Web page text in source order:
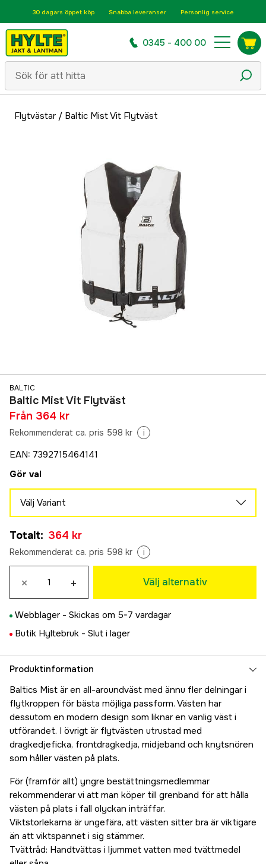
30 dagars öppet köp Snabba leveranser Personlig service
0345 - 400 00
Flytvästar/ Baltic Mist Vit Flytväst
BALTIC
Baltic Mist Vit Flytväst
Från 364 kr
Rekommenderat ca. pris 598 kr i
EAN: 7392715464141
Gör val
Välj Variant
364 kr
Totalt: 364 kr
Rekommenderat ca. pris 598 kr i
× + Välj alternativ
Webblager - Skickas om 5-7 vardagar
Butik Hyltebruk - Slut i lager
Produktinformation
Baltics Mist är en all-aroundväst med ännu fler delningar i
flytkroppen för bästa möjliga passform. Västen har
dessutom en modern design som liknar en vanlig väst i
utförandet. I övrigt är flytvästen utrustad med
dragkedjeficka, frontdragkedja, midjeband och knytsnören
som håller västen på plats.
För (framför allt) yngre bestättningsmedlemmar
rekommenderar vi att man köper till grenband för att hålla
västen på plats i fall olyckan inträffar.
Viktstorlekarna är ungefära, att västen sitter bra är viktigare
än att viktspannet i sig stämmer.
Tvättråd: Handtvättas i ljummet vatten med tvättmedel